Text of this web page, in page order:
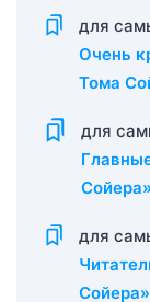
для
Очень
Тома
для
Сойера»
для
Сойера»